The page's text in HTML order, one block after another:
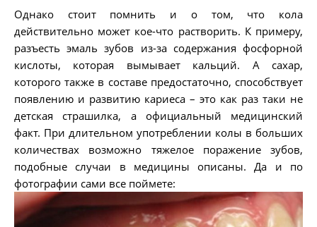
Однако стоит помнить и о том, что кола
действительно может кое-что растворить. К примеру,
разъесть эмаль зубов из-за содержания фосфорной
кислоты, которая вымывает кальций. А сахар,
которого также в составе предостаточно, способствует
появлению и развитию кариеса – это как раз таки не
детская страшилка, а официальный медицинский
факт. При длительном употреблении колы в больших
количествах возможно тяжелое поражение зубов,
подобные случаи в медицины описаны. Да и по
фотографии сами все поймете: